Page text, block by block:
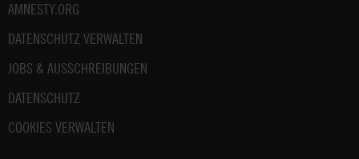
AMNESTY.ORG
DATENSCHUTZ VERWALTEN
JOBS & AUSSCHREIBUNGEN
DATENSCHUTZ
COOKIES VERWALTEN